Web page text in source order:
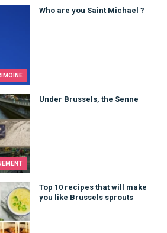
Who are you Saint Michael ?
?
Under Brussels, the Senne
Top 10 recipes that will make
you like Brussels sprouts
make you like Brussels sprouts